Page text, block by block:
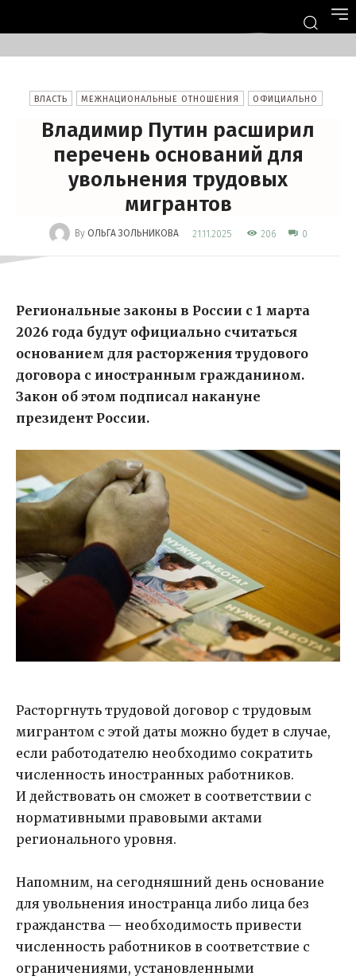
ВЛАСТЬ МЕЖНАЦИОНАЛЬНЫЕ ОТНОШЕНИЯ ОФИЦИАЛЬНО
Владимир Путин расширил
перечень оснований для
увольнения трудовых
мигрантов
By ОЛЬГА ЗОЛЬНИКОВА 21.11.2025 206 0
Региональные законы в России с 1 марта
2026 года будут официально считаться
основанием для расторжения трудового
договора с иностранным гражданином.
Закон об этом подписал накануне
президент России.
Расторгнуть трудовой договор с трудовым
мигрантом с этой даты можно будет в случае,
если работодателю необходимо сократить
численность иностранных работников.
И действовать он сможет в соответствии с
нормативными правовыми актами
регионального уровня.
Напомним, на сегодняшний день основание
для увольнения иностранца либо лица без
гражданства — необходимость привести
численность работников в соответствие с
ограничениями, установленными